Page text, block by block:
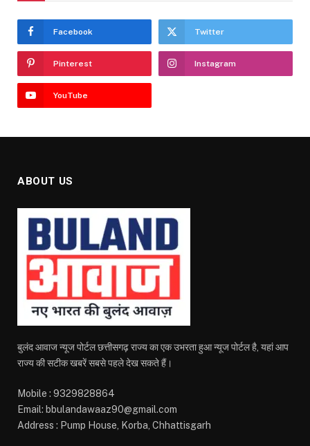
Facebook Twitter
Pinterest Instagram
YouTube
ABOUT US
बुलंद आवाज न्यूज पोर्टल छत्तीसगढ़ राज्य का एक उभरता हुआ न्यूज पोर्टल है, यहां आप
राज्य की सटीक खबरें सबसे पहले देख सकते हैं।
Mobile : 9329828864
Email: bbulandawaaz90@gmail.com
Address : Pump House, Korba, Chhattisgarh